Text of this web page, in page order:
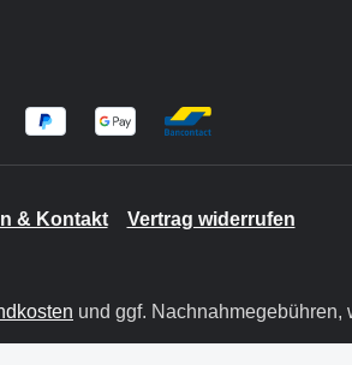
& Kontakt Vertrag widerrufen
und ggf.